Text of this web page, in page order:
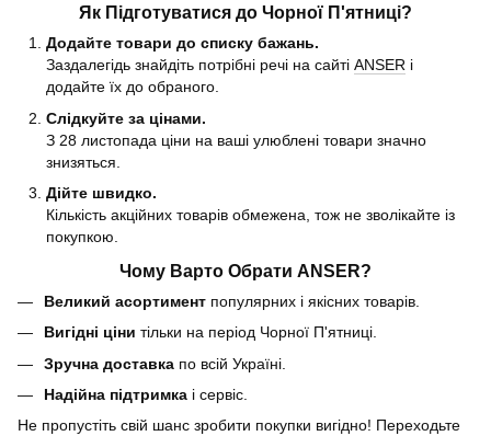
Як Підготуватися до Чорної П'ятниці?
Додайте товари до списку бажань.
Заздалегідь знайдіть потрібні речі на сайті ANSER і
додайте їх до обраного.
Слідкуйте за цінами.
З 28 листопада ціни на ваші улюблені товари значно
знизяться.
Дійте швидко.
Кількість акційних товарів обмежена, тож не зволікайте із
покупкою.
Чому Варто Обрати ANSER?
Великий асортимент популярних і якісних товарів.
Вигідні ціни тільки на період Чорної П'ятниці.
Зручна доставка по всій Україні.
Надійна підтримка і сервіс.
Не пропустіть свій шанс зробити покупки вигідно! Переходьте